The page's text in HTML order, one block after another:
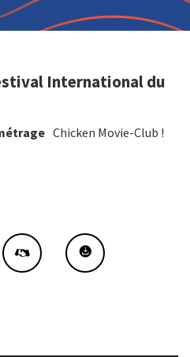
International du
Chicken Movie-Club !